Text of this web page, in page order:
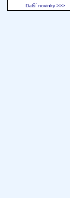
Další novinky >>>